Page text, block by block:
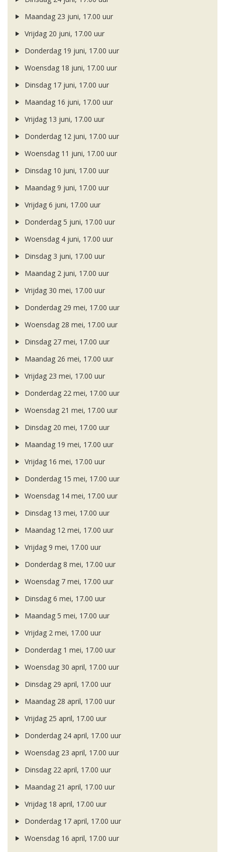
Maandag 23 juni, 17.00 uur
Vrijdag 20 juni, 17.00 uur
Donderdag 19 juni, 17.00 uur
Woensdag 18 juni, 17.00 uur
Dinsdag 17 juni, 17.00 uur
Maandag 16 juni, 17.00 uur
Vrijdag 13 juni, 17.00 uur
Donderdag 12 juni, 17.00 uur
Woensdag 11 juni, 17.00 uur
Dinsdag 10 juni, 17.00 uur
Maandag 9 juni, 17.00 uur
Vrijdag 6 juni, 17.00 uur
Donderdag 5 juni, 17.00 uur
Woensdag 4 juni, 17.00 uur
Dinsdag 3 juni, 17.00 uur
Maandag 2 juni, 17.00 uur
Vrijdag 30 mei, 17.00 uur
Donderdag 29 mei, 17.00 uur
Woensdag 28 mei, 17.00 uur
Dinsdag 27 mei, 17.00 uur
Maandag 26 mei, 17.00 uur
Vrijdag 23 mei, 17.00 uur
Donderdag 22 mei, 17.00 uur
Woensdag 21 mei, 17.00 uur
Dinsdag 20 mei, 17.00 uur
Maandag 19 mei, 17.00 uur
Vrijdag 16 mei, 17.00 uur
Donderdag 15 mei, 17.00 uur
Woensdag 14 mei, 17.00 uur
Dinsdag 13 mei, 17.00 uur
Maandag 12 mei, 17.00 uur
Vrijdag 9 mei, 17.00 uur
Donderdag 8 mei, 17.00 uur
Woensdag 7 mei, 17.00 uur
Dinsdag 6 mei, 17.00 uur
Maandag 5 mei, 17.00 uur
Vrijdag 2 mei, 17.00 uur
Donderdag 1 mei, 17.00 uur
Woensdag 30 april, 17.00 uur
Dinsdag 29 april, 17.00 uur
Maandag 28 april, 17.00 uur
Vrijdag 25 april, 17.00 uur
Donderdag 24 april, 17.00 uur
Woensdag 23 april, 17.00 uur
Dinsdag 22 april, 17.00 uur
Maandag 21 april, 17.00 uur
Vrijdag 18 april, 17.00 uur
Donderdag 17 april, 17.00 uur
Woensdag 16 april, 17.00 uur